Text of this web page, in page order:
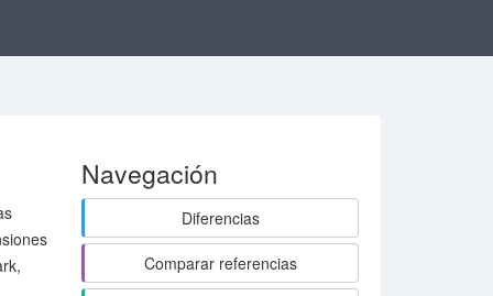
Navegación
Diferencias
Comparar referencias